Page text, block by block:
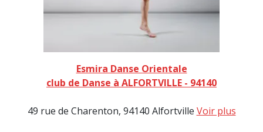
Esmira Danse Orientale
club de Danse à ALFORTVILLE - 94140
49 rue de Charenton, 94140 Alfortville Voir plus